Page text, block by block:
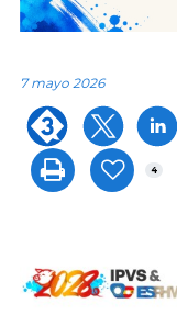
7 mayo 2026
4